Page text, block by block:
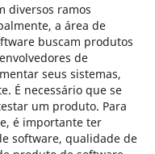
diversos ramos
a área de
buscam produtos
de
seus sistemas,
É necessário que se
um produto. Para
é importante ter
software, qualidade de